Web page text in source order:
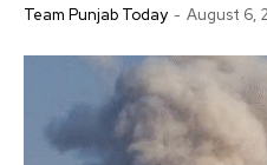
Team Punjab Today - August 6,